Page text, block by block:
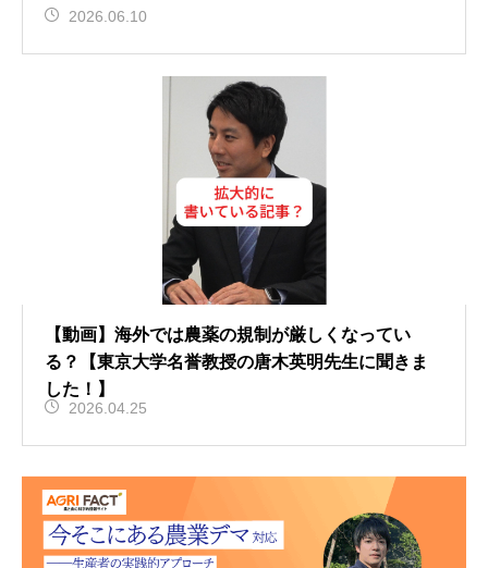
2026.06.10
【動画】海外では農薬の規制が厳しくなってい
る？【東京大学名誉教授の唐木英明先生に聞きま
した！】
2026.04.25